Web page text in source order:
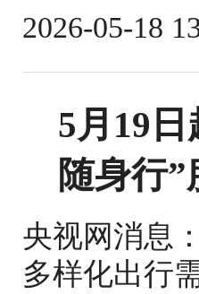
2026-05-18
5月19
随身行”
央视网消息
多样化出行